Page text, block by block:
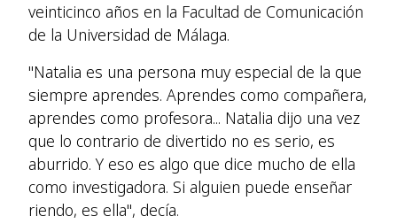
veinticinco años en la Facultad de Comunicación
de la Universidad de Málaga.
"Natalia es una persona muy especial de la que
siempre aprendes. Aprendes como compañera,
aprendes como profesora... Natalia dijo una vez
que lo contrario de divertido no es serio, es
aburrido. Y eso es algo que dice mucho de ella
como investigadora. Si alguien puede enseñar
riendo, es ella", decía.